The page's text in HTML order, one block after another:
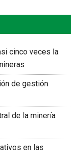
cinco veces la
de gestión
de la minería
en las